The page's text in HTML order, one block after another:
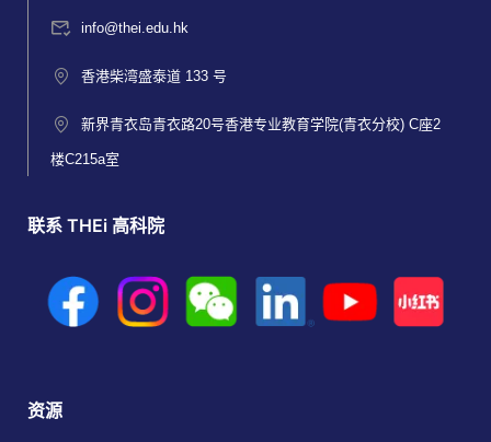
info@thei.edu.hk
香港柴湾盛泰道 133 号
新界青衣岛青衣路20号香港专业教育学院(青衣分校) C座2
楼C215a室
联系 THEi 高科院
资源